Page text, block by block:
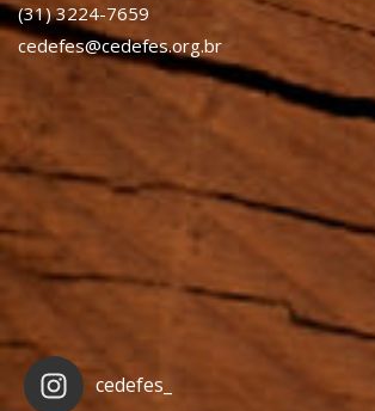
(31) 3224-7659
cedefes@cedefes.org.br
cedefes_